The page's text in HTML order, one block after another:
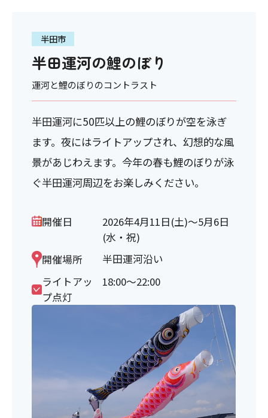
半田市
半田運河の鯉のぼり
運河と鯉のぼりのコントラスト
半田運河に50匹以上の鯉のぼりが空を泳ぎ
ます。夜にはライトアップされ、幻想的な風
景があじわえます。今年の春も鯉のぼりが泳
ぐ半田運河周辺をお楽しみください。
開催日
2026年4月11日(土)～5月6日
(水・祝)
開催場所
半田運河沿い
ライトアッ
プ点灯
18:00～22:00